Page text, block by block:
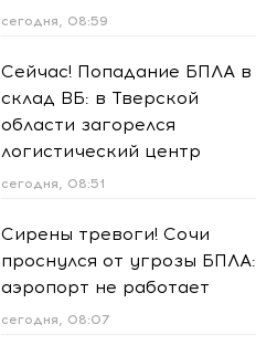
сегодня, 08:59
Сейчас! Попадание БПЛА в
склад ВБ: в Тверской
области загорелся
логистический центр
сегодня, 08:51
Сирены тревоги! Сочи
проснулся от угрозы БПЛА:
аэропорт не работает
сегодня, 08:07